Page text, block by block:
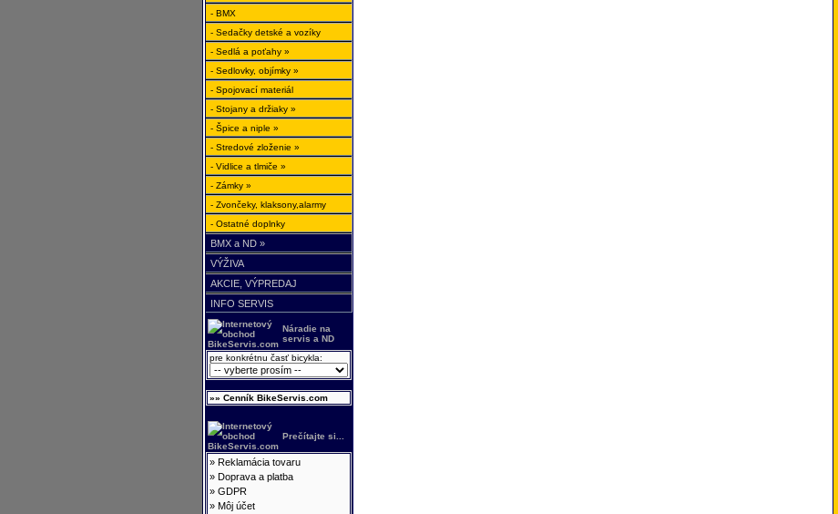
- BMX
- Sedačky detské a vozíky
- Sedlá a poťahy »
- Sedlovky, objímky »
- Spojovací materiál
- Stojany a držiaky »
- Špice a niple »
- Stredové zloženie »
- Vidlice a tlmiče »
- Zámky »
- Zvončeky, klaksony,alarmy
- Ostatné doplnky
BMX a ND »
VÝŽIVA
AKCIE, VÝPREDAJ
INFO SERVIS
Náradie na
servis a ND
pre konkrétnu časť bicykla:
»» Cenník BikeServis.com
Prečítajte si...
» Reklamácia tovaru
» Doprava a platba
» GDPR
» Môj účet